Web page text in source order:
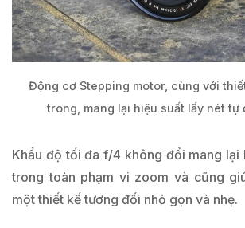
Động cơ Stepping motor, cùng với
trong, mang lại hiệu suất lấy nét tự
Khẩu độ tối đa f/4 không đổi mang lại
trong toàn phạm vi zoom và cũng
một thiết kế tương đối nhỏ gọn và nhẹ.